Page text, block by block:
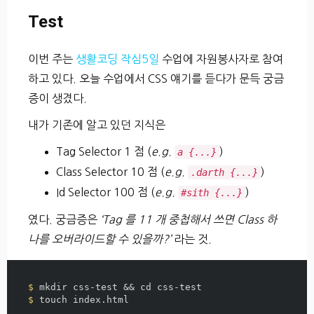
Test
이번 주는 생활코딩 작심5일 수업에 자원봉사자로 참여
하고 있다. 오늘 수업에서 CSS 얘기를 듣다가 문득 궁금
증이 생겼다.
내가 기존에 알고 있던 지식은
Tag Selector 1 점 (e.g. a {...} )
Class Selector 10 점 (e.g. .darth {...} )
Id Selector 100 점 (e.g. #sith {...} )
였다. 궁금증은 ‘Tag 를 11 개 중첩해서 쓰면 Class 하
나를 오버라이드할 수 있을까?’라는 것.
$ mkdir css-test && cd
$ touch